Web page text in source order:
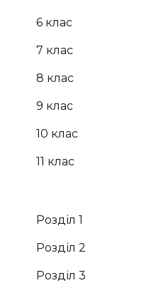
6 клас
7 клас
8 клас
9 клас
10 клас
11 клас
Розділ 1
Розділ 2
Розділ 3